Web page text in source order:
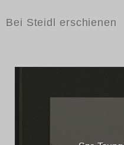
Bei Steidl erschienen